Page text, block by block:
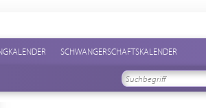
SCHWANGERSCHAFTSKALENDER